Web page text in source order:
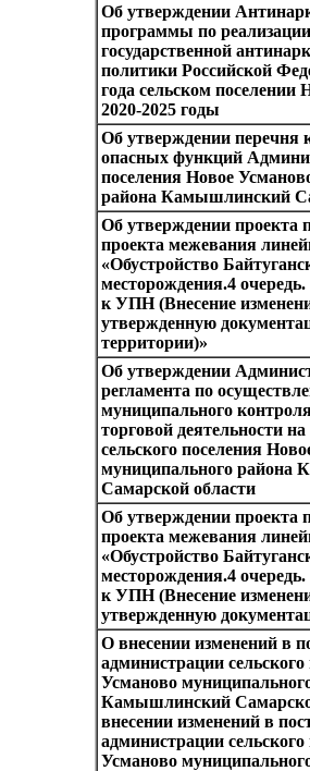
Об утверждении
программы по
государственной
политики Российской
года сельском поселении
2020-2025 годы
Об утверждении перечня
опасных функций
поселения Новое
района Камышлинский
Об утверждении проекта
проекта межевания
«Обустройство
месторождения.4
к УПН (Внесение
утвержденную
территории)»
Об утверждении
регламента по
муниципального
торговой деятельности
сельского поселения
муниципального района
Самарской области
Об утверждении проекта
проекта межевания
«Обустройство
месторождения.4
к УПН (Внесение
утвержденную
О внесении изменений в
администрации
Усманово
Камышлинский
внесении изменений в
администрации
Усманово